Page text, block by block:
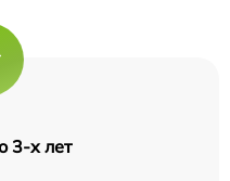
3-х лет